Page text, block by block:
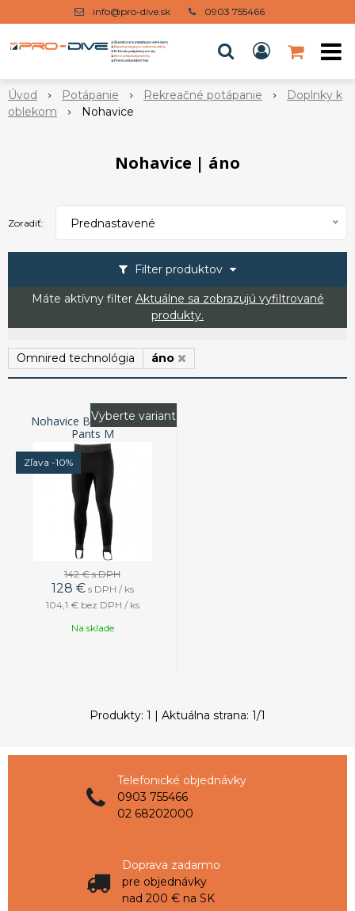
info@pro-dive.sk 0903 755466
Úvod Potápanie Rekreačné potápanie
Doplnky k
oblekom
Nohavice
Nohavice | áno
Filter produktov
Zoradiť: Prednastavené
Máte aktívny filter Aktuálne sa zobrazujú vyfiltrované
produkty.
Omnired technológia áno
Nohavice Bare Exowear
Pants M
Zľava -10%
142 €s DPH
128 € s DPH / ks
104,1 € bez DPH / ks
Vyberte variant
Na sklade
Produkty: 1 | Aktuálna strana: 1/1
Telefonické objednávky
0903 755466
02 68202000
Doprava zadarmo
pre objednávky
nad 200 € na SK